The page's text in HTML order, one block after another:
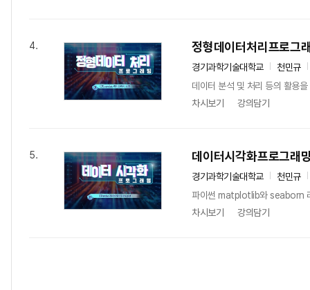
4. 정형데이터처리프로그
경기과학기술대학교
천민규
데이터 분석 및 처리 등의 활용
차시보기
강의담기
5. 데이터시각화프로그래
경기과학기술대학교
천민규
파이썬 matplotlib와 seaborn 라
차시보기
강의담기